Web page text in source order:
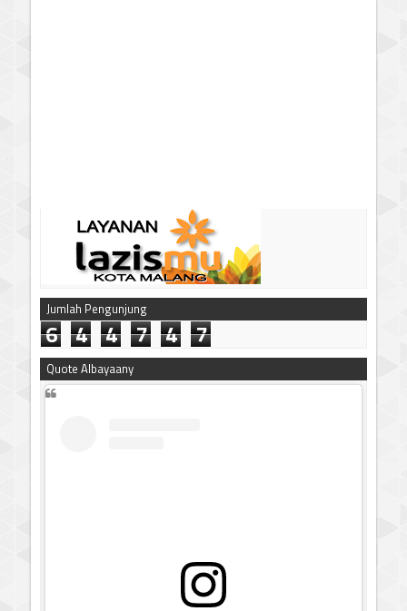
Jumlah Pengunjung
6 4 4 7 4 7
Quote Albayaany